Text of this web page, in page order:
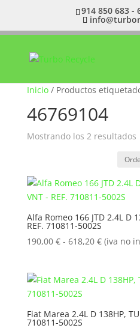
914 850 683 -
Inicio/ Productos
46769104
Mostrando los 2 resultados
Alfa Romeo 166 JTD 2.4L D
REF. 710811-5002S
190,00 € - 618,20 €Rango
desde
hasta
(iva no
Fiat Marea 2.4L D 138HP,
710811-5002S